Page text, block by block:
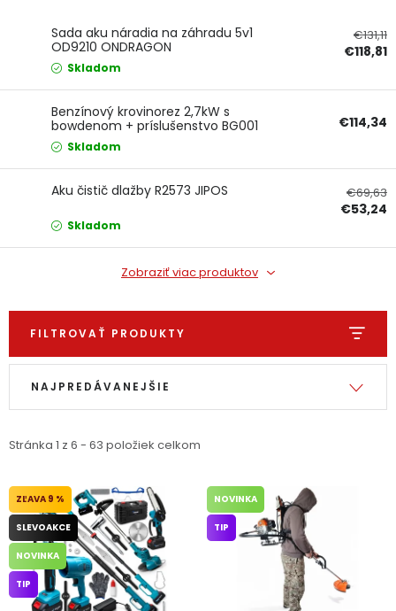
Fotovoltaika
Značky
Doprava a platba
Přihlášení Registrace
Sada aku náradia na záhradu 5v1
OD9210 ONDRAGON
€131,11
€118,81
Skladom
Benzínový krovinorez 2,7kW s
bowdenom + príslušenstvo BG001
BULLTECH
€114,34
Skladom
Aku čistič dlažby R2573 JIPOS €69,63
€53,24
Skladom
Zobraziť viac produktov
FILTROVAŤ PRODUKTY
Výpis produktov
Stránka 1 z 6 - 63 položiek celkom
Radenie produktov
NAJPREDÁVANEJŠIE
9 %
SLEVOAKCE
NOVINKA
TIP
NOVINKA
TIP